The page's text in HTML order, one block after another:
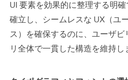
UI 要素を効果的に整理する明
確立し、シームレスな UX（ユ
ス）を確保するのに、ユーザ
リ全体で一貫した構造を維持し